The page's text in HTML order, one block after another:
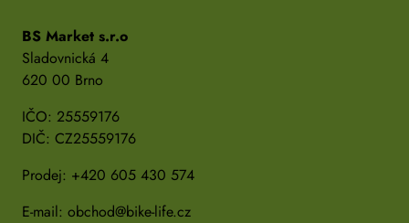
BS Market s.r.o
Sladovnická 4
620 00 Brno
IČO: 25559176
DIČ: CZ25559176
Prodej: +420 605 430 574
E-mail: obchod@bike-life.cz